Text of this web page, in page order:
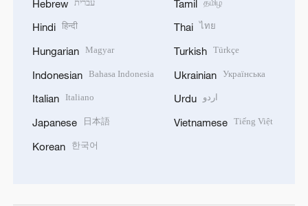
Hebrew
Hindi हिन्दी
Hungarian Magyar
Indonesian Bahasa Indonesia
Italian Italiano
Japanese 日本語
Korean 한국어
Tamil
Thai ไทย
Turkish Türkçe
Ukrainian Українська
Urdu اردو
Vietnamese Tiếng Việt